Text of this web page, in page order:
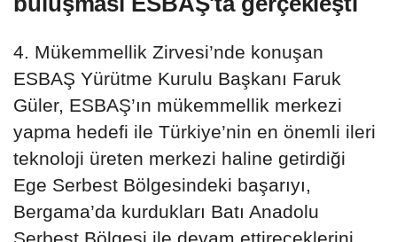
4. Mükemmellik Zirvesi’nde konuşan
ESBAŞ Yürütme Kurulu Başkanı Faruk
Güler, ESBAŞ’ın mükemmellik merkezi
yapma hedefi ile Türkiye’nin en önemli ileri
teknoloji üreten merkezi haline getirdiği
Ege Serbest Bölgesindeki başarıyı,
Bergama’da kurdukları Batı Anadolu